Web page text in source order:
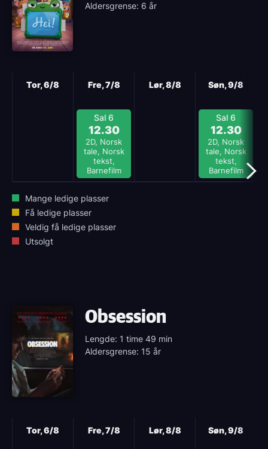
Aldersgrense: 6 år
Tor, 6/8 Fre, 7/8
Sal 6
12.30
2D, Norsk
tale, Norsk
tekst,
Barnefilm
Lør, 8/8 Søn, 9/8
Sal 6
12.30
2D, Norsk
tale, Norsk
tekst,
Barnefilm
Mange ledige plasser
Få ledige plasser
Veldig få ledige plasser
Utsolgt
Obsession
Lengde: 1 time 49 min
Aldersgrense: 15 år
Tor, 6/8 Fre, 7/8 Lør, 8/8 Søn, 9/8